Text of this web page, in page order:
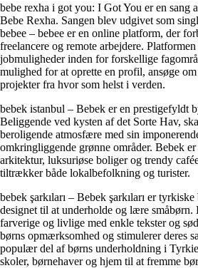
bebe rexha i got you: I Got You er en sang
Bebe Rexha. Sangen blev udgivet som singl
bebee – bebee er en online platform, der
freelancere og remote arbejdere.
jobmuligheder inden for forskellige
mulighed for at oprette en profil, ansøge
projekter fra hvor som helst i verden.
bebek istanbul – Bebek er en prestigefyldt
Beliggende ved kysten af ​​det Sorte Hav,
beroligende atmosfære med sin
omkringliggende grønne områder. Bebek
arkitektur, luksuriøse boliger og trendy
tiltrækker både lokalbefolkning og turister.
bebek şarkıları – Bebek şarkıları er
designet til at underholde og lære småbørn.
farverige og livlige med enkle tekster og
børns opmærksomhed og stimulerer deres
populær del af børns underholdning i
skoler, børnehaver og hjem til at fremme